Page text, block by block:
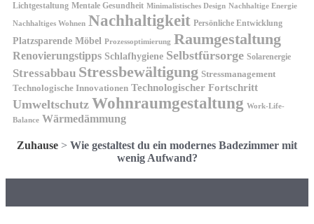
Lichtgestaltung Mentale Gesundheit Minimalistisches Design Nachhaltige Energie
Nachhaltiges Wohnen Nachhaltigkeit Persönliche Entwicklung
Platzsparende Möbel Prozessoptimierung Raumgestaltung
Renovierungstipps Schlafhygiene Selbstfürsorge Solarenergie
Stressabbau Stressbewältigung Stressmanagement
Technologische Innovationen Technologischer Fortschritt
Umweltschutz Wohnraumgestaltung Work-Life-
Balance Wärmedämmung
Zuhause > Wie gestaltest du ein modernes Badezimmer mit
wenig Aufwand?